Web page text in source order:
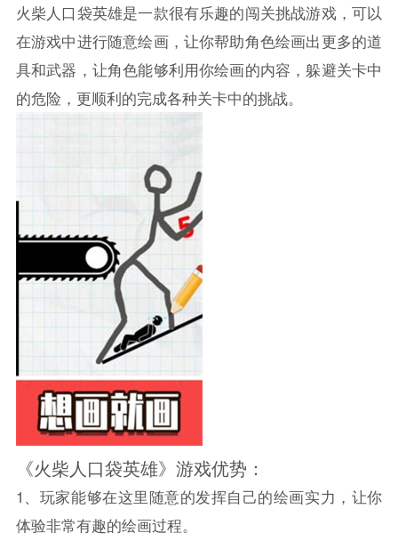
火柴人口袋英雄是一款很有乐趣的闯关挑战游戏，可以
在游戏中进行随意绘画，让你帮助角色绘画出更多的道
具和武器，让角色能够利用你绘画的内容，躲避关卡中
的危险，更顺利的完成各种关卡中的挑战。
《火柴人口袋英雄》游戏优势：
1、玩家能够在这里随意的发挥自己的绘画实力，让你
体验非常有趣的绘画过程。